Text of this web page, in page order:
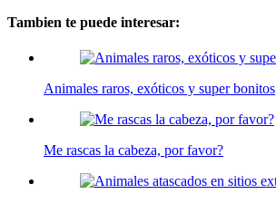
Tambien te puede interesar:
Animales raros, exóticos y super bonitos
Me rascas la cabeza, por favor?